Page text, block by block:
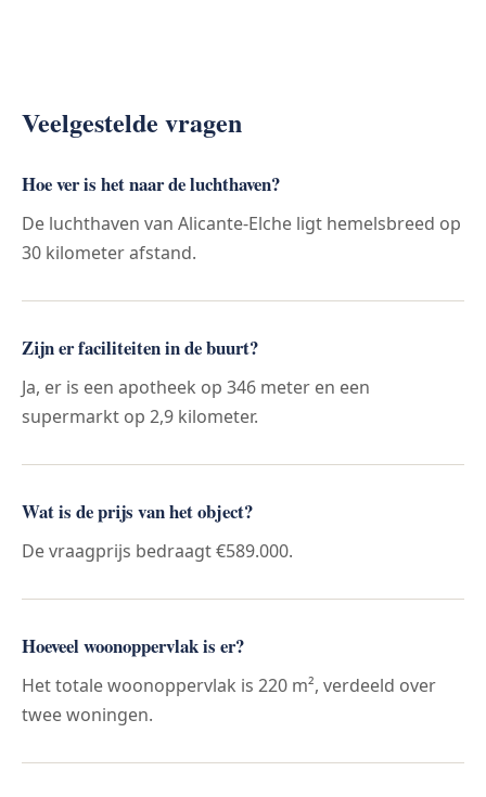
Veelgestelde vragen
Hoe ver is het naar de luchthaven?
De luchthaven van Alicante-Elche ligt hemelsbreed op
30 kilometer afstand.
Zijn er faciliteiten in de buurt?
Ja, er is een apotheek op 346 meter en een
supermarkt op 2,9 kilometer.
Wat is de prijs van het object?
De vraagprijs bedraagt €589.000.
Hoeveel woonoppervlak is er?
Het totale woonoppervlak is 220 m², verdeeld over
twee woningen.